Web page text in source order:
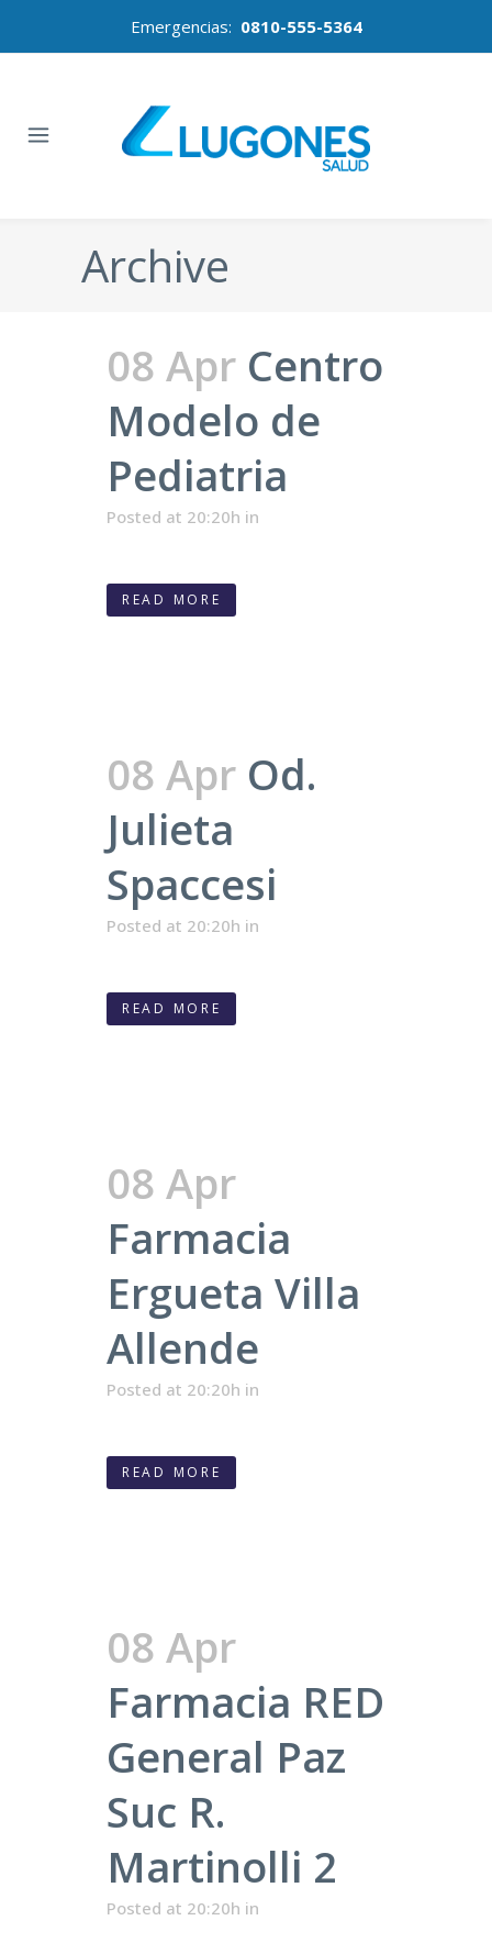
Emergencias: 0810-555-5364
Archive
08 Apr Centro
Modelo de
Pediatria
Posted at 20:20h in
READ MORE
08 Apr Od.
Julieta
Spaccesi
Posted at 20:20h in
READ MORE
08 Apr
Farmacia
Ergueta Villa
Allende
Posted at 20:20h in
READ MORE
08 Apr
Farmacia RED
General Paz
Suc R.
Martinolli 2
Posted at 20:20h in